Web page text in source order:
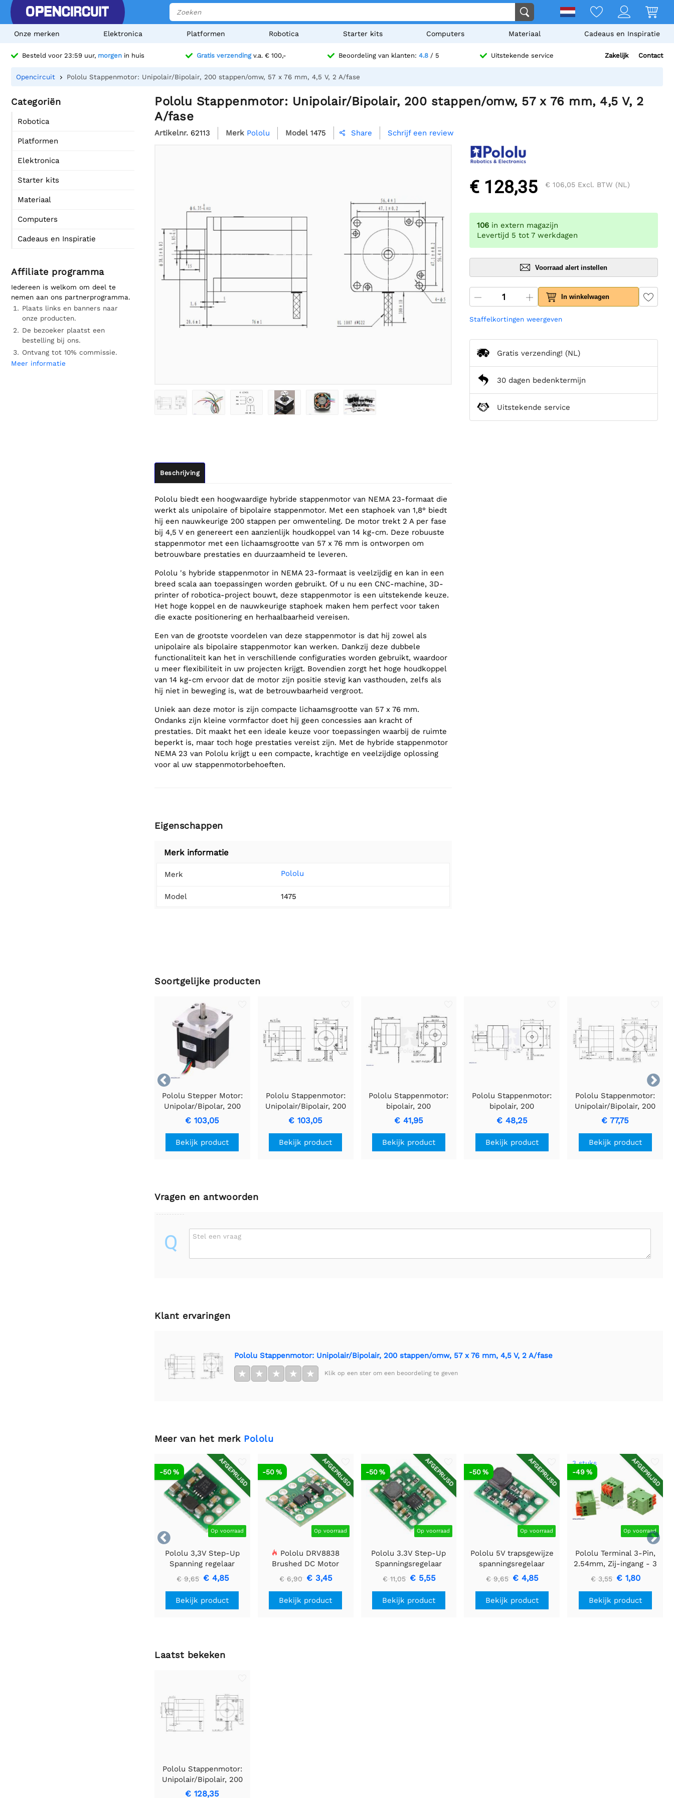
Onze merken Elektronica Platformen Robotica Starter kits Computers Materiaal Cadeaus en Inspiratie
Besteld voor 23:59 uur, morgen in huis Gratis verzendingv.a. € 100,- Beoordeling van klanten: 4.8/ 5 Uitstekende service Zakelijk Contact
Opencircuit Pololu Stappenmotor: Unipolair/Bipolair, 200 stappen/omw, 57 x 76 mm, 4,5 V, 2 A/fase
Categoriën
Robotica
Platformen
Elektronica
Starter kits
Materiaal
Computers
Cadeaus en Inspiratie
Affiliate programma
Iedereen is welkom om deel te
nemen aan ons partnerprogramma.
Plaats links en banners naar
onze producten.
De bezoeker plaatst een
bestelling bij ons.
Ontvang tot 10% commissie.
Meer informatie
Pololu Stappenmotor: Unipolair/Bipolair, 200 stappen/omw, 57 x 76 mm, 4,5 V, 2
A/fase
Artikelnr. 62113 Merk Pololu Model 1475  Share Schrijf een review
Beschrijving
Pololu biedt een hoogwaardige hybride stappenmotor van NEMA 23-formaat die
werkt als unipolaire of bipolaire stappenmotor. Met een staphoek van 1,8° biedt
hij een nauwkeurige 200 stappen per omwenteling. De motor trekt 2 A per fase
bij 4,5 V en genereert een aanzienlijk houdkoppel van 14 kg-cm. Deze robuuste
stappenmotor met een lichaamsgrootte van 57 x 76 mm is ontworpen om
betrouwbare prestaties en duurzaamheid te leveren.
Pololu 's hybride stappenmotor in NEMA 23-formaat is veelzijdig en kan in een
breed scala aan toepassingen worden gebruikt. Of u nu een CNC-machine, 3D-
printer of robotica-project bouwt, deze stappenmotor is een uitstekende keuze.
Het hoge koppel en de nauwkeurige staphoek maken hem perfect voor taken
die exacte positionering en herhaalbaarheid vereisen.
Een van de grootste voordelen van deze stappenmotor is dat hij zowel als
unipolaire als bipolaire stappenmotor kan werken. Dankzij deze dubbele
functionaliteit kan het in verschillende configuraties worden gebruikt, waardoor
u meer flexibiliteit in uw projecten krijgt. Bovendien zorgt het hoge houdkoppel
van 14 kg-cm ervoor dat de motor zijn positie stevig kan vasthouden, zelfs als
hij niet in beweging is, wat de betrouwbaarheid vergroot.
Uniek aan deze motor is zijn compacte lichaamsgrootte van 57 x 76 mm.
Ondanks zijn kleine vormfactor doet hij geen concessies aan kracht of
prestaties. Dit maakt het een ideale keuze voor toepassingen waarbij de ruimte
beperkt is, maar toch hoge prestaties vereist zijn. Met de hybride stappenmotor
NEMA 23 van Pololu krijgt u een compacte, krachtige en veelzijdige oplossing
voor al uw stappenmotorbehoeften.
Eigenschappen
Merk informatie
Merk Pololu
Model 1475
€ 128,35 € 106,05 Excl. BTW (NL)
106 in extern magazijn
Levertijd 5 tot 7 werkdagen
Voorraad alert instellen
In winkelwagen
Staffelkortingen weergeven
Gratis verzending! (NL)
30 dagen bedenktermijn
Uitstekende service
Soortgelijke producten


Pololu Stepper Motor:
Unipolar/Bipolar, 200
Steps/Rev, 57×56mm,
3.6V, 2 A/Phase
€ 103,05
Bekijk product
Pololu Stappenmotor:
Unipolair/Bipolair, 200
stappen/omw, 57 x 56
mm, 7,4 V, 1 A/fase
€ 103,05
Bekijk product
Pololu Stappenmotor:
bipolair, 200
stappen/omw, 35 x 28
mm, 10 V, 0,5 A/fase
€ 41,95
Bekijk product
Pololu Stappenmotor:
bipolair, 200
stappen/omw, 42 x 38
mm, 2,8 V, 1,7 A/fase
€ 48,25
Bekijk product
Pololu Stappenmotor:
Unipolair/Bipolair, 200
stappen/omw, 57 x 41
mm, 5,7 V, 1 A/fase
€ 77,75
Bekijk product
Vragen en antwoorden
Q Stel een vraag
Klant ervaringen
Pololu Stappenmotor: Unipolair/Bipolair, 200 stappen/omw, 57 x 76 mm, 4,5 V, 2 A/fase
★ ★ ★ ★ ★ Klik op een ster om een beoordeling te geven
Meer van het merk Pololu


AFGEPRIJSD
Op voorraad
-50 %
Pololu 3,3V Step-Up
Spanning regelaar
U1V10F3
€ 9,65 € 4,85
Bekijk product
AFGEPRIJSD
Op voorraad
-50 %
Pololu DRV8838
Brushed DC Motor
Driver
€ 6,90 € 3,45
Bekijk product
AFGEPRIJSD
Op voorraad
-50 %
Pololu 3.3V Step-Up
Spanningsregelaar
U1V11F3
€ 11,05 € 5,55
Bekijk product
AFGEPRIJSD
Op voorraad
-50 %
Pololu 5V trapsgewijze
spanningsregelaar
U3V16F5
€ 9,65 € 4,85
Bekijk product
AFGEPRIJSD
3 stuks
Op voorraad
-49 %
Pololu Terminal 3-Pin,
2.54mm, Zij-ingang - 3
stuks
€ 3,55 € 1,80
Bekijk product
Laatst bekeken
Pololu Stappenmotor:
Unipolair/Bipolair, 200
stappen/omw, 57 x 76
€ 128,35